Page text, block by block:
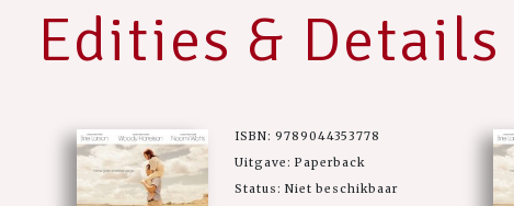
Edities & Details
ISBN: 9789044353778
Uitgave: Paperback
Status: Niet beschikbaar